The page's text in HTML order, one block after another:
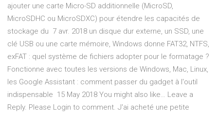
ajouter une carte Micro-SD additionnelle (MicroSD,
MicroSDHC ou MicroSDXC) pour étendre les capacités de
stockage du 7 avr. 2018 un disque dur externe, un SSD, une
clé USB ou une carte mémoire, Windows donne FAT32, NTFS,
exFAT : quel système de fichiers adopter pour le formatage ?
Fonctionne avec toutes les versions de Windows, Mac, Linux,
les Google Assistant : comment passer du gadget à l'outil
indispensable 15 May 2018 You might also like… Leave a
Reply. Please Login to comment. J'ai acheté une petite